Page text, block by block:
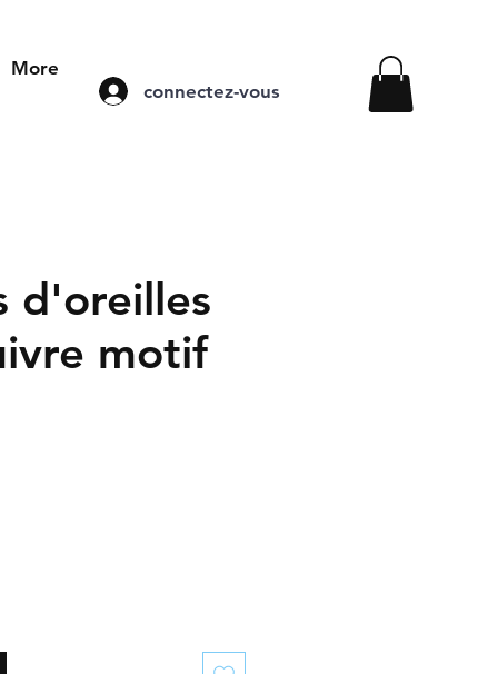
More
connectez-vous
d'oreilles
motif